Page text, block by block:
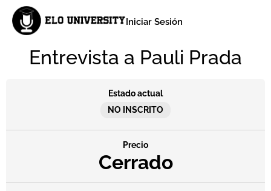
Iniciar Sesión
Entrevista a Pauli Prada
Estado actual
NO INSCRITO
Precio
Cerrado